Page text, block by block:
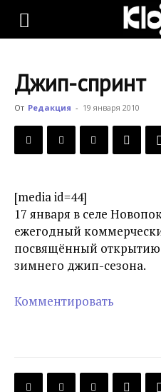
KLOOP.KG
Новости
Кыргызстана
Джип-спринт
От Редакция - 19 января 2010
[media id=44]
17 января в селе
ежегодный
посвящённый открытию
зимнего джип-сезона.
Комментировать